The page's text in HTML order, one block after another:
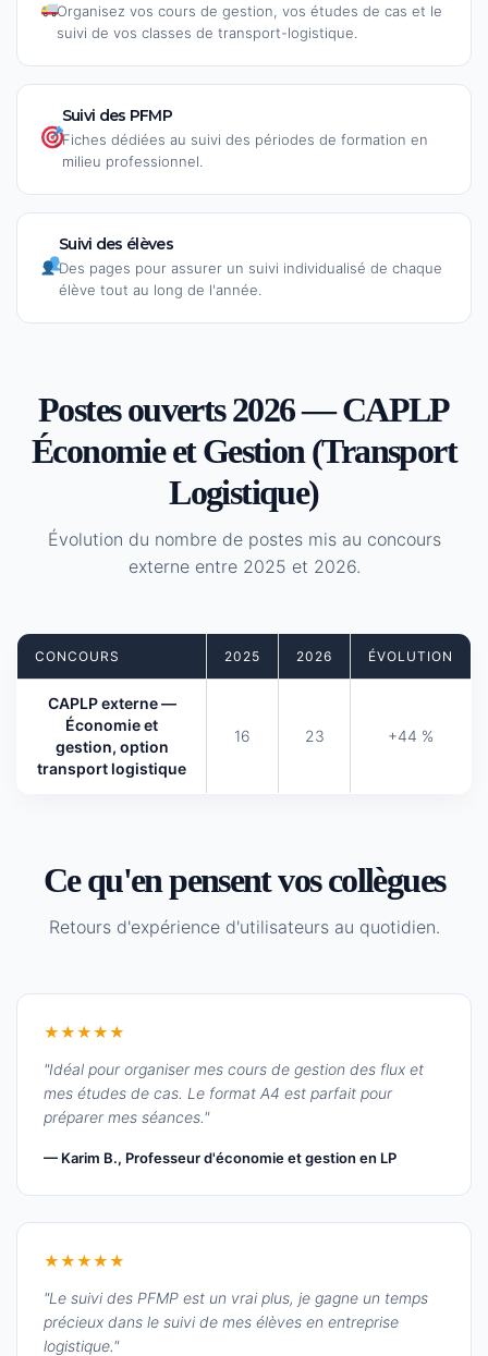
Organisez vos cours de gestion, vos études de cas et le
suivi de vos classes de transport-logistique.
Suivi des PFMP
Fiches dédiées au suivi des périodes de formation en
milieu professionnel.
Suivi des élèves
Des pages pour assurer un suivi individualisé de chaque
élève tout au long de l'année.
Postes ouverts 2026 — CAPLP
Économie et Gestion (Transport
Logistique)
Évolution du nombre de postes mis au concours
externe entre 2025 et 2026.
CONCOURS 2025 2026 ÉVOLUTION
CAPLP externe —
Économie et
gestion, option
transport logistique
16 23 +44 %
Ce qu'en pensent vos collègues
Retours d'expérience d'utilisateurs au quotidien.
★★★★★
"Idéal pour organiser mes cours de gestion des flux et
mes études de cas. Le format A4 est parfait pour
préparer mes séances."
— Karim B., Professeur d'économie et gestion en LP
★★★★★
"Le suivi des PFMP est un vrai plus, je gagne un temps
précieux dans le suivi de mes élèves en entreprise
logistique."